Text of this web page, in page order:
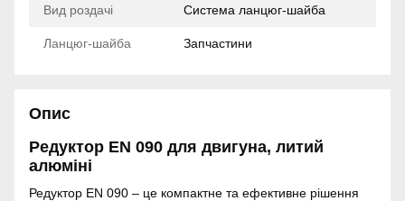
Вид роздачі Система ланцюг-шайба
Ланцюг-шайба Запчастини
Опис
Редуктор EN 090 для двигуна, литий
алюміні
Редуктор EN 090 – це компактне та ефективне рішення